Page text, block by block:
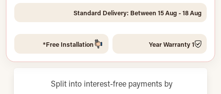
Standard Delivery: Between 15 Aug - 18 Aug
1 Year Warranty
Free Installation*
Split into interest-free payments by